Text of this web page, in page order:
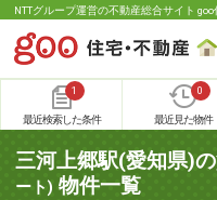
NTTグループ運営の不動産総合サイト
1
最近検索した条件
0
最近見た物件
三河上郷駅(愛知県)
ート) 物件一覧